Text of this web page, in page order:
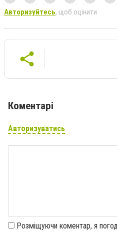
Авторизуйтесь, щоб оцінити
Коментарі
Авторизуватись
Розміщуючи коментар, я